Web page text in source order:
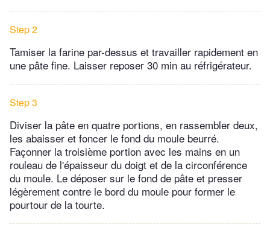
Step 2
Tamiser la farine par-dessus et travailler rapidement en
une pâte fine. Laisser reposer 30 min au réfrigérateur.
Step 3
Diviser la pâte en quatre portions, en rassembler deux,
les abaisser et foncer le fond du moule beurré.
Façonner la troisième portion avec les mains en un
rouleau de l'épaisseur du doigt et de la circonférence
du moule. Le déposer sur le fond de pâte et presser
légèrement contre le bord du moule pour former le
pourtour de la tourte.